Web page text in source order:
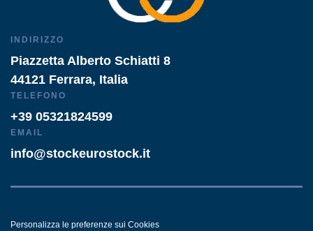
INDIRIZZO
Piazzetta Alberto Schiatti 8
44121 Ferrara, Italia
TELEFONO
+39 05321824599
EMAIL
info@stockeurostock.it
Personalizza le preferenze sui Cookies